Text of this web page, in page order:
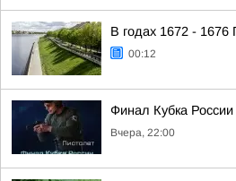
В годах 1672 -
00:12
Финал Кубка России
Вчера, 22:00